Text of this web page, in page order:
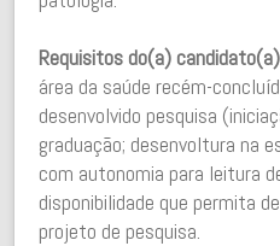
Requisitos do(a)
área da saúde recém-
desenvolvido pesquisa
graduação; desenvoltura na
com autonomia para leitura
disponibilidade que permita
projeto de pesquisa.